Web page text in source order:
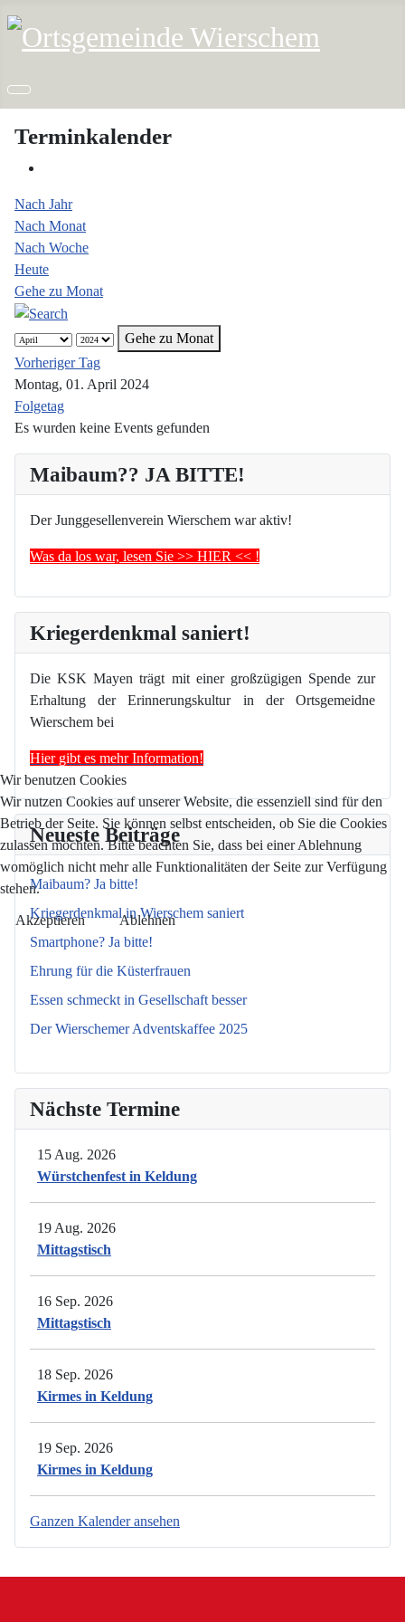
Maibaum?? JA BITTE!
Der Junggesellenverein Wierschem war aktiv!
Was da los war, lesen Sie >> HIER << !
Kriegerdenkmal saniert!
Die KSK Mayen trägt mit einer großzügigen Spende zur
Erhaltung der Erinnerungskultur in der Ortsgemeidne
Wierschem bei
Hier gibt es mehr Information!
Neueste Beiträge
Maibaum? Ja bitte!
Kriegerdenkmal in Wierschem saniert
Smartphone? Ja bitte!
Ehrung für die Küsterfrauen
Essen schmeckt in Gesellschaft besser
Der Wierschemer Adventskaffee 2025
Nächste Termine
15 Aug. 2026
Würstchenfest in Keldung
19 Aug. 2026
Mittagstisch
16 Sep. 2026
Mittagstisch
18 Sep. 2026
Kirmes in Keldung
19 Sep. 2026
Kirmes in Keldung
Ganzen Kalender ansehen
Terminkalender
Nach Jahr
Nach Monat
Nach Woche
Heute
Gehe zu Monat
Gehe zu Monat
Vorheriger Tag
Montag, 01. April 2024
Folgetag
Es wurden keine Events gefunden
Wir benutzen Cookies
Wir nutzen Cookies auf unserer Website, die essenziell sind für den
Betrieb der Seite. Sie können selbst entscheiden, ob Sie die Cookies
zulassen möchten. Bitte beachten Sie, dass bei einer Ablehnung
womöglich nicht mehr alle Funktionalitäten der Seite zur Verfügung
stehen.
Akzeptieren Ablehnen